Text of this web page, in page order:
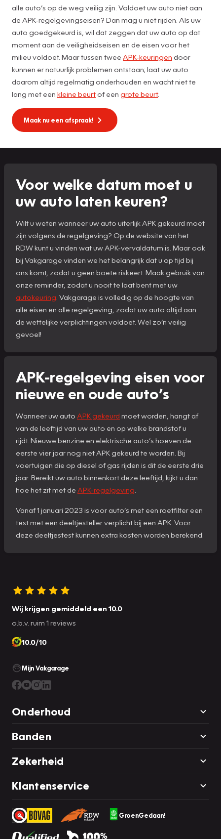
alle auto’s op de weg veilig zijn. Voldoet uw auto niet aan
de APK-regelgevingseisen? Dan mag u niet rijden. Als uw
auto goedgekeurd is, wil dat zeggen dat uw auto op dat
moment aan de veiligheidseisen en de eisen voor het
milieu voldoet. Maar tussen twee APK-keuringen door
kunnen er natuurlijk problemen ontstaan; laat uw auto
daarom altijd regelmatig onderhouden en wacht niet te
lang met een kleine beurtof een grote beurt.
Maak nu een afspraak!
Voor welke datum moet u
uw auto laten keuren?
Wilt u weten wanneer uw auto uiterlijk APK gekeurd moet
zijn volgens de regelgeving? Op de website van het
RDW kunt u vinden wat uw APK-vervaldatum is. Maar ook
bij Vakgarage vinden we het belangrijk dat u op tijd bij
ons komt, zodat u geen boete riskeert. Maak gebruik van
onze reminder, zodat u nooit te laat bent met uw
autokeuring . Vakgarage is volledig op de hoogte van
alle eisen en alle regelgeving, zodat uw auto altijd aan
de wettelijke verplichtingen voldoet. Wel zo’n veilig
gevoel!
APK-regelgeving eisen voor
nieuwe en oude auto’s
Wanneer uw auto APK gekeurd moet worden, hangt af
van de leeftijd van uw auto en op welke brandstof u
rijdt. Nieuwe benzine en elektrische auto’s hoeven de
eerste vier jaar nog niet APK gekeurd te worden. Bij
voertuigen die op diesel of gas rijden is dit de eerste drie
jaar. Bereikt uw auto binnenkort deze leeftijd, kijkt u dan
hoe het zit met de APK-regelgeving
Vanaf 1 januari 2023 is voor auto’s met een roetfilter een
test met een deeltjesteller verplicht bij een APK. Voor
deze deeltjestest kunnen extra kosten worden berekend.
Wij krijgen gemiddeld een 10.0
o.b.v. ruim 1 reviews
10.0/10
Mijn Vakgarage
Onderhoud
Banden
Zekerheid
Klantenservice
GroenGedaan!